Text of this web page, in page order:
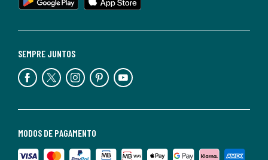
MODOS DE PAGAMENTO
SEMPRE JUNTOS